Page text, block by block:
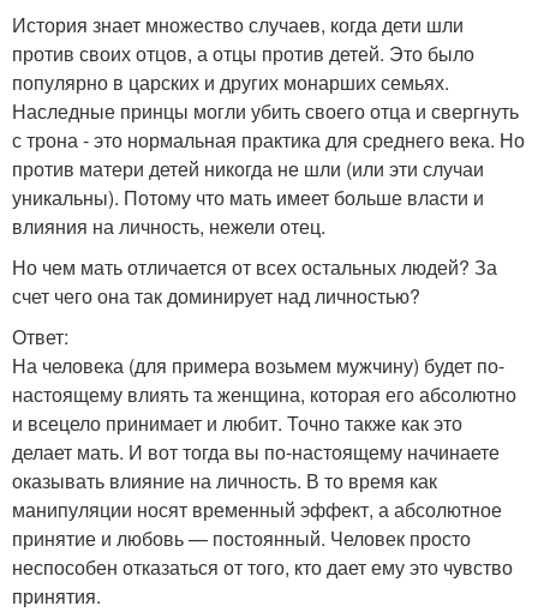
История знает множество случаев, когда дети шли
против своих отцов, а отцы против детей. Это было
популярно в царских и других монарших семьях.
Наследные принцы могли убить своего отца и свергнуть
с трона - это нормальная практика для среднего века. Но
против матери детей никогда не шли (или эти случаи
уникальны). Потому что мать имеет больше власти и
влияния на личность, нежели отец.
Но чем мать отличается от всех остальных людей? За
счет чего она так доминирует над личностью?
Ответ:
На человека (для примера возьмем мужчину) будет по-
настоящему влиять та женщина, которая его абсолютно
и всецело принимает и любит. Точно также как это
делает мать. И вот тогда вы по-настоящему начинаете
оказывать влияние на личность. В то время как
манипуляции носят временный эффект, а абсолютное
принятие и любовь — постоянный. Человек просто
неспособен отказаться от того, кто дает ему это чувство
принятия.